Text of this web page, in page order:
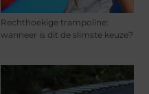
Rechthoekige trampoline:
wanneer is dit de slimste keuze?